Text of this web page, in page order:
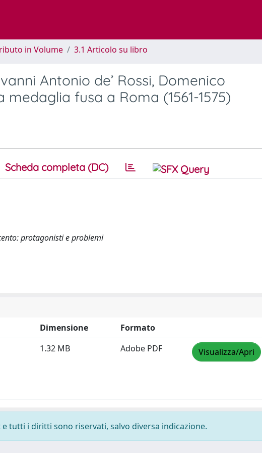
in Volume 3.1 Articolo su libro
Antonio de’ Rossi, Domenico
fusa a Roma (1561-1575)
Scheda completa (DC)
protagonisti e problemi
Dimensione
Formato
1.32 MB Adobe PDF Visualizza/Apri
tutti i diritti sono riservati, salvo diversa indicazione.